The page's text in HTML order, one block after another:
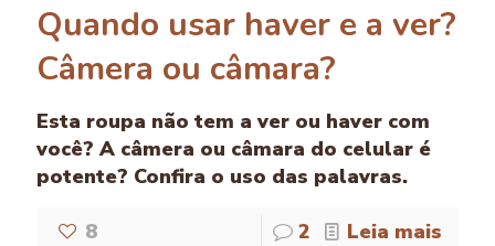
Quando usar haver e a ver?
Câmera ou câmara?
Esta roupa não tem a ver ou haver com
você? A câmera ou câmara do celular é
potente? Confira o uso das palavras.
8 2 Leia mais